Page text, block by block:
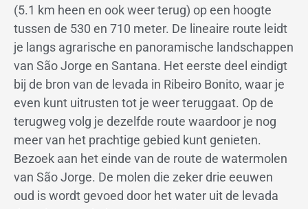
(5.1 km heen en ook weer terug) op een hoogte
tussen de 530 en 710 meter. De lineaire route leidt
je langs agrarische en panoramische landschappen
van São Jorge en Santana. Het eerste deel eindigt
bij de bron van de levada in Ribeiro Bonito, waar je
even kunt uitrusten tot je weer teruggaat. Op de
terugweg volg je dezelfde route waardoor je nog
meer van het prachtige gebied kunt genieten.
Bezoek aan het einde van de route de watermolen
van São Jorge. De molen die zeker drie eeuwen
oud is wordt gevoed door het water uit de levada